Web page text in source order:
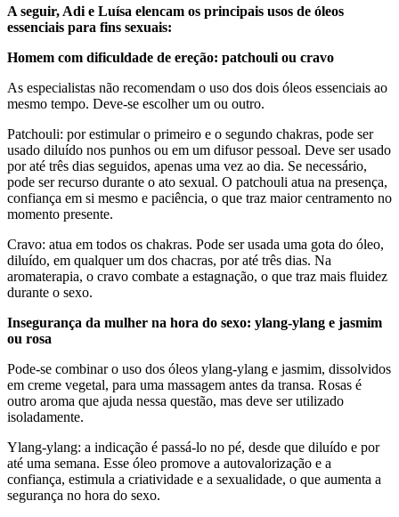
A seguir, Adi e Luísa elencam os principais usos de óleos
essenciais para fins sexuais:
Homem com dificuldade de ereção: patchouli ou cravo
As especialistas não recomendam o uso dos dois óleos essenciais ao
mesmo tempo. Deve-se escolher um ou outro.
Patchouli: por estimular o primeiro e o segundo chakras, pode ser
usado diluído nos punhos ou em um difusor pessoal. Deve ser usado
por até três dias seguidos, apenas uma vez ao dia. Se necessário,
pode ser recurso durante o ato sexual. O patchouli atua na presença,
confiança em si mesmo e paciência, o que traz maior centramento no
momento presente.
Cravo: atua em todos os chakras. Pode ser usada uma gota do óleo,
diluído, em qualquer um dos chacras, por até três dias. Na
aromaterapia, o cravo combate a estagnação, o que traz mais fluidez
durante o sexo.
Insegurança da mulher na hora do sexo: ylang-ylang e jasmim
ou rosa
Pode-se combinar o uso dos óleos ylang-ylang e jasmim, dissolvidos
em creme vegetal, para uma massagem antes da transa. Rosas é
outro aroma que ajuda nessa questão, mas deve ser utilizado
isoladamente.
Ylang-ylang: a indicação é passá-lo no pé, desde que diluído e por
até uma semana. Esse óleo promove a autovalorização e a
confiança, estimula a criatividade e a sexualidade, o que aumenta a
segurança no hora do sexo.